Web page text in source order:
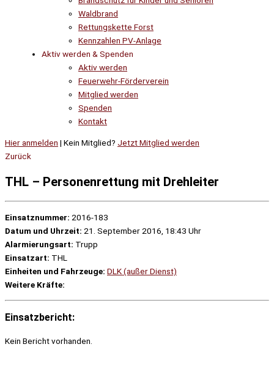
Waldbrand
Rettungskette Forst
Kennzahlen PV-Anlage
Aktiv werden & Spenden
Aktiv werden
Feuerwehr-Förderverein
Mitglied werden
Spenden
Kontakt
Hier anmelden | Kein Mitglied? Jetzt Mitglied werden
Zurück
THL – Personenrettung mit Drehleiter
Einsatznummer: 2016-183
Datum und Uhrzeit: 21. September 2016, 18:43 Uhr
Alarmierungsart: Trupp
Einsatzart: THL
Einheiten und Fahrzeuge: DLK (außer Dienst)
Weitere Kräfte:
Einsatzbericht:
Kein Bericht vorhanden.